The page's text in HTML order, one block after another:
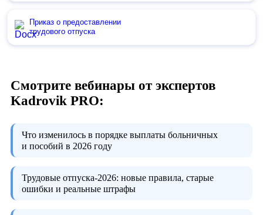
Приказ о предоставлении
трудового отпуска
Смотрите вебинары от экспертов
Kadrovik PRO:
Что изменилось в порядке выплаты больничных
и пособий в 2026 году
Трудовые отпуска-2026: новые правила, старые
ошибки и реальные штрафы